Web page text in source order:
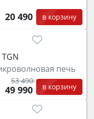
20 490 в корзину
печь
53 490
49 990 в корзину